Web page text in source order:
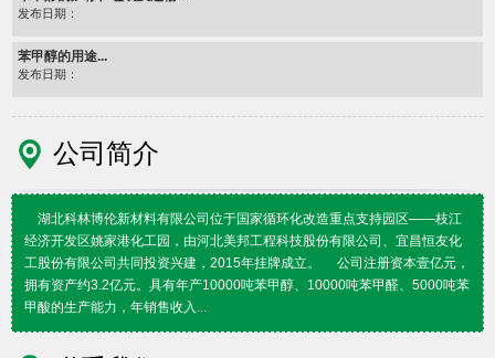
发布日期：
苯甲醇的用途...
发布日期：
公司简介
湖北科林博伦新材料有限公司位于国家循环化改造重点支持园区——枝江
经济开发区姚家港化工园，由河北美邦工程科技股份有限公司、宜昌恒友化
工股份有限公司共同投资兴建，2015年挂牌成立。 公司注册资本壹亿元，
拥有资产约3.2亿元。具有年产10000吨苯甲醇、10000吨苯甲醛、5000吨苯
甲酸的生产能力，年销售收入...